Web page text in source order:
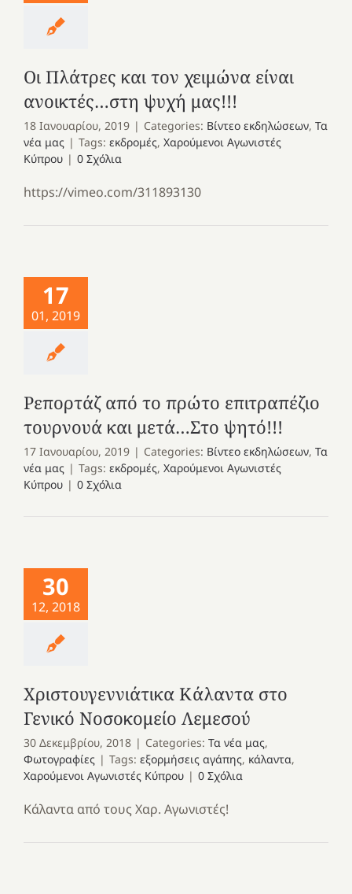
Οι Πλάτρες και τον χειμώνα είναι
ανοικτές…στη ψυχή μας!!!
18 Ιανουαρίου, 2019 | Categories: Βίντεο εκδηλώσεων, Τα
νέα μας | Tags: εκδρομές, Χαρούμενοι Αγωνιστές
Κύπρου | 0 Σχόλια
https://vimeo.com/311893130
17
01, 2019
Ρεπορτάζ από το πρώτο επιτραπέζιο
τουρνουά και μετά…Στο ψητό!!!
17 Ιανουαρίου, 2019 | Categories: Βίντεο εκδηλώσεων, Τα
νέα μας | Tags: εκδρομές, Χαρούμενοι Αγωνιστές
Κύπρου | 0 Σχόλια
30
12, 2018
Χριστουγεννιάτικα Κάλαντα στο
Γενικό Νοσοκομείο Λεμεσού
30 Δεκεμβρίου, 2018 | Categories: Τα νέα μας,
Φωτογραφίες | Tags: εξορμήσεις αγάπης, κάλαντα,
Χαρούμενοι Αγωνιστές Κύπρου | 0 Σχόλια
Κάλαντα από τους Χαρ. Αγωνιστές!